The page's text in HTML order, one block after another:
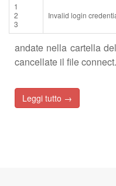
1
2
3
Invalid login
andate nella cartella
cancellate il file
Leggi tutto →